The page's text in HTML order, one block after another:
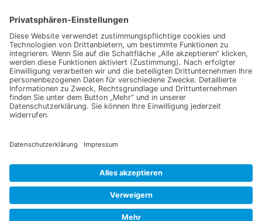
Schreibe einen Kommentar
Du musstangemeldetsein, um einen Kommentar
abzugeben.
Copyright © 2026 Brettschichtholz aus Eiche | Präsentiert von
Astra-WordPress-Theme